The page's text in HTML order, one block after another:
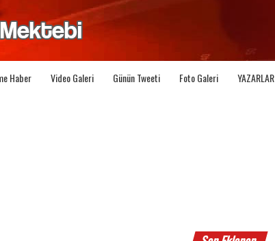
Haber Video Galeri Günün Tweeti Foto Galeri YAZARLAR